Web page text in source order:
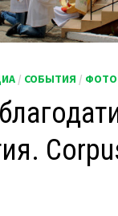
/ СОБЫТИЯ / ФОТО